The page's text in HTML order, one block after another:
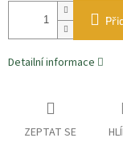
Detailní informace
ZEPTAT SE